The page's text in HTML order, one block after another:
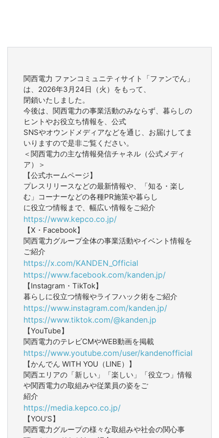
関西電力 ファンコミュニティサイト「ファンでん」
は、2026年3月24日（火）をもって、
閉鎖いたしました。
今後は、関西電力の事業活動のみならず、暮らしの
ヒントやお役立ち情報を、公式
SNSやオウンドメディアなどを通じ、お届けしてま
いりますので是非ご覧ください。
＜関西電力の主な情報発信チャネル（公式メディ
ア）＞
【公式ホームページ】
プレスリリースなどの最新情報や、「知る・楽し
む」コーナーなどの各種PR施策や暮らし
に役立つ情報まで、幅広い情報をご紹介
https://www.kepco.co.jp/
【X・Facebook】
関西電力グループ全体の事業活動やイベント情報を
ご紹介
https://x.com/KANDEN_Official
https://www.facebook.com/kanden.jp/
【Instagram・TikTok】
暮らしに役立つ情報やライフハック術をご紹介
https://www.instagram.com/kanden.jp/
https://www.tiktok.com/@kanden.jp
【YouTube】
関西電力のテレビCMやWEB動画を掲載
https://www.youtube.com/user/kandenofficial
【かんでん WITH YOU（LINE）】
関西エリアの「新しい」「楽しい」「役立つ」情報
や関西電力の取組みや従業員の姿をご
紹介
https://media.kepco.co.jp/
【YOU‘S】
関西電力グループの様々な取組みや社会の関心事